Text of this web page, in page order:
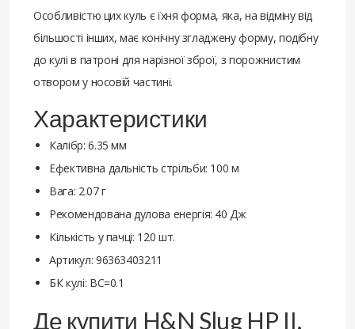
Особливістю цих куль є їхня форма, яка, на відміну від
більшості інших, має конічну згладжену форму, подібну
до кулі в патроні для нарізної зброї, з порожнистим
отвором у носовій частині.
Характеристики
Калібр: 6.35 мм
Ефективна дальність стрільби: 100 м
Вага: 2.07 г
Рекомендована дулова енергія: 40 Дж
Кількість у пачці: 120 шт.
Артикул: 96363403211
БК кулі: BC=0.1
Де купити H&N Slug HP II,